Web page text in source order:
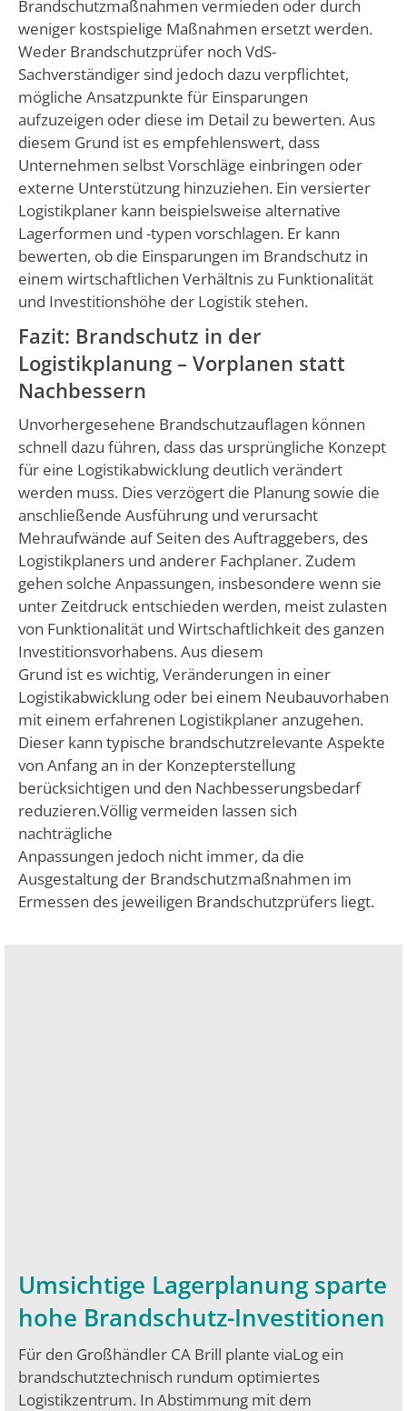
Brandschutzmaßnahmen vermieden oder durch
weniger kostspielige Maßnahmen ersetzt werden.
Weder Brandschutzprüfer noch VdS-
Sachverständiger sind jedoch dazu verpflichtet,
mögliche Ansatzpunkte für Einsparungen
aufzuzeigen oder diese im Detail zu bewerten. Aus
diesem Grund ist es empfehlenswert, dass
Unternehmen selbst Vorschläge einbringen oder
externe Unterstützung hinzuziehen. Ein versierter
Logistikplaner kann beispielsweise alternative
Lagerformen und -typen vorschlagen. Er kann
bewerten, ob die Einsparungen im Brandschutz in
einem wirtschaftlichen Verhältnis zu Funktionalität
und Investitionshöhe der Logistik stehen.
Fazit: Brandschutz in der
Logistikplanung – Vorplanen statt
Nachbessern
Unvorhergesehene Brandschutzauflagen können
schnell dazu führen, dass das ursprüngliche Konzept
für eine Logistikabwicklung deutlich verändert
werden muss. Dies verzögert die Planung sowie die
anschließende Ausführung und verursacht
Mehraufwände auf Seiten des Auftraggebers, des
Logistikplaners und anderer Fachplaner. Zudem
gehen solche Anpassungen, insbesondere wenn sie
unter Zeitdruck entschieden werden, meist zulasten
von Funktionalität und Wirtschaftlichkeit des ganzen
Investitionsvorhabens. Aus diesem
Grund ist es wichtig, Veränderungen in einer
Logistikabwicklung oder bei einem Neubauvorhaben
mit einem erfahrenen Logistikplaner anzugehen.
Dieser kann typische brandschutzrelevante Aspekte
von Anfang an in der Konzepterstellung
berücksichtigen und den Nachbesserungsbedarf
reduzieren.Völlig vermeiden lassen sich
nachträgliche
Anpassungen jedoch nicht immer, da die
Ausgestaltung der Brandschutzmaßnahmen im
Ermessen des jeweiligen Brandschutzprüfers liegt.
Umsichtige Lagerplanung sparte
hohe Brandschutz-Investitionen
Für den Großhändler CA Brill plante viaLog ein
brandschutztechnisch rundum optimiertes
Logistikzentrum. In Abstimmung mit dem